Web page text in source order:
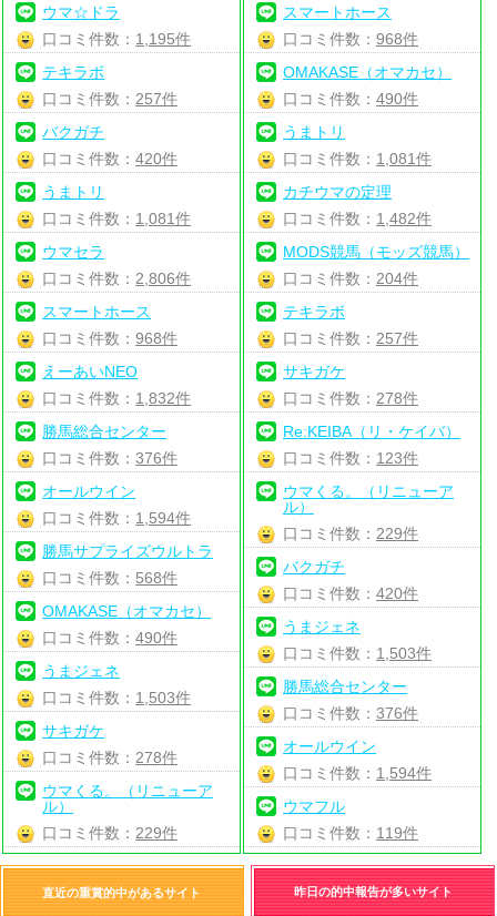
ウマ☆ドラ
口コミ件数： 1,195件
テキラボ
口コミ件数： 257件
バクガチ
口コミ件数：420件
うまトリ
口コミ件数： 1,081件
ウマセラ
口コミ件数： 2,806件
スマートホース
口コミ件数：968件
えーあいNEO
口コミ件数： 1,832件
勝馬総合センター
口コミ件数：376件
オールウイン
口コミ件数： 1,594件
勝馬サプライズウルトラ
口コミ件数： 568件
OMAKASE（オマカセ）
口コミ件数：490件
うまジェネ
口コミ件数： 1,503件
サキガケ
口コミ件数： 278件
ウマくる。（リニューア
ル）
口コミ件数： 229件
スマートホース
口コミ件数： 968件
OMAKASE（オマカセ）
口コミ件数： 490件
うまトリ
口コミ件数： 1,081件
カチウマの定理
口コミ件数： 1,482件
MODS競馬（モッズ競馬）
口コミ件数： 204件
テキラボ
口コミ件数： 257件
サキガケ
口コミ件数： 278件
Re:KEIBA（リ・ケイバ）
口コミ件数： 123件
ウマくる。（リニューア
ル）
口コミ件数： 229件
バクガチ
口コミ件数： 420件
うまジェネ
口コミ件数： 1,503件
勝馬総合センター
口コミ件数： 376件
オールウイン
口コミ件数： 1,594件
ウマフル
口コミ件数： 119件
直近の重賞的中があるサイト 昨日の的中報告が多いサイト